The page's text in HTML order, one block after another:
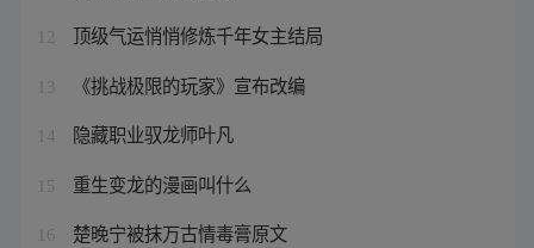
12 顶级气运悄悄修炼千年女主结局
13 《挑战极限的玩家》宣布改编
14 隐藏职业驭龙师叶凡
15 重生变龙的漫画叫什么
16 楚晚宁被抹万古情毒膏原文